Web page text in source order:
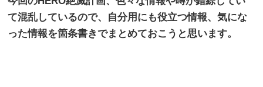
て混乱しているので、自分用にも役立つ情報、気にな
った情報を箇条書きでまとめておこうと思います。